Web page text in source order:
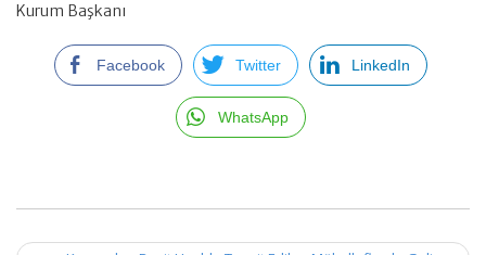
Kurum Başkanı
Facebook Twitter LinkedIn
WhatsApp